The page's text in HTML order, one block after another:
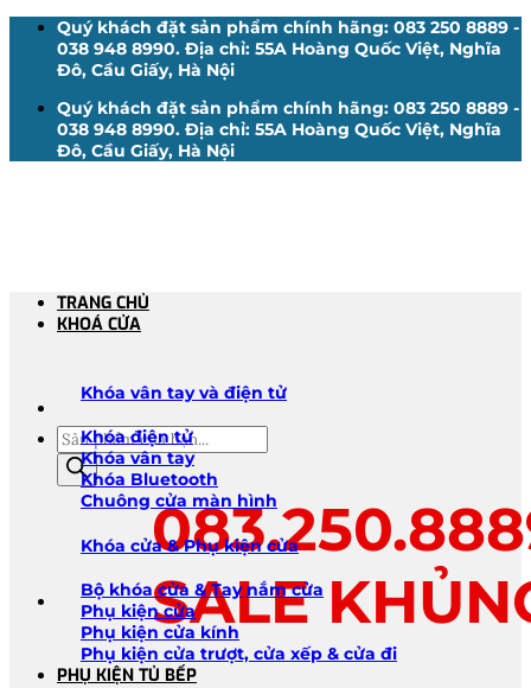
Quý khách đặt sản phẩm chính hãng: 083 250 8889 -
038 948 8990. Địa chỉ: 55A Hoàng Quốc Việt, Nghĩa
Đô, Cầu Giấy, Hà Nội
Quý khách đặt sản phẩm chính hãng: 083 250 8889 -
038 948 8990. Địa chỉ: 55A Hoàng Quốc Việt, Nghĩa
Đô, Cầu Giấy, Hà Nội
Tìm
kiếm
sản
phẩm
SALE
TRANG CHỦ
KHOÁ CỬA
Khóa vân tay và điện tử
Khóa điện tử
Khóa vân tay
Khóa Bluetooth
Chuông cửa màn hình
Khóa cửa & Phụ kiện cửa
Bộ khóa cửa & Tay nắm cửa
Phụ kiện cửa
Phụ kiện cửa kính
Phụ kiện cửa trượt, cửa xếp & cửa đi
PHỤ KIỆN TỦ BẾP